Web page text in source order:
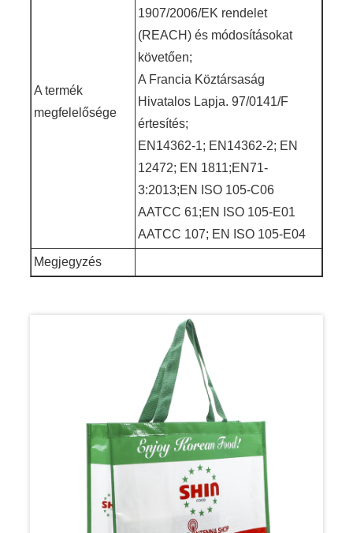
A termék
megfelelősége
1907/2006/EK rendelet
(REACH) és módosításokat
követően;
A Francia Köztársaság
Hivatalos Lapja. 97/0141/F
értesítés;
EN14362-1; EN14362-2; EN
12472; EN 1811;EN71-
3:2013;EN ISO 105-C06
AATCC 61;EN ISO 105-E01
AATCC 107; EN ISO 105-E04
Megjegyzés